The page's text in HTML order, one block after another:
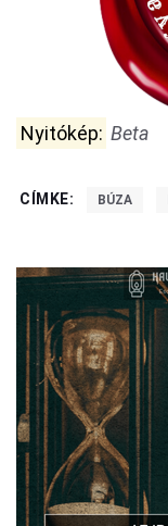
Nyitókép: Beta
CÍMKE: BÚZA